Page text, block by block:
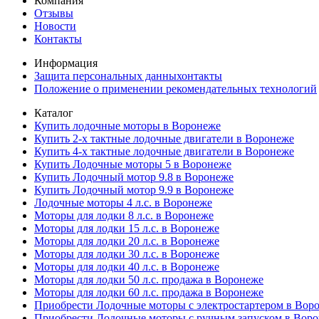
Отзывы
Новости
Контакты
Информация
Защита персональных данныхонтакты
Положение о применении рекомендательных технологий
Каталог
Купить лодочные моторы в Воронеже
Купить 2-х тактные лодочные двигатели в Воронеже
Купить 4-х тактные лодочные двигатели в Воронеже
Купить Лодочные моторы 5 в Воронеже
Купить Лодочный мотор 9.8 в Воронеже
Купить Лодочный мотор 9.9 в Воронеже
Лодочные моторы 4 л.с. в Воронеже
Моторы для лодки 8 л.с. в Воронеже
Моторы для лодки 15 л.с. в Воронеже
Моторы для лодки 20 л.с. в Воронеже
Моторы для лодки 30 л.с. в Воронеже
Моторы для лодки 40 л.с. в Воронеже
Моторы для лодки 50 л.с. продажа в Воронеже
Моторы для лодки 60 л.с. продажа в Воронеже
Приобрести Лодочные моторы с электростартером в